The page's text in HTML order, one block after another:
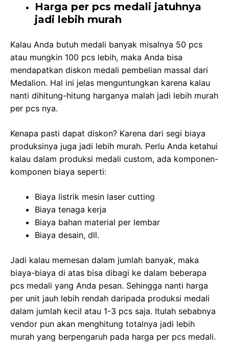
Harga per pcs medali jatuhnya
jadi lebih murah
Kalau Anda butuh medali banyak misalnya 50 pcs
atau mungkin 100 pcs lebih, maka Anda bisa
mendapatkan diskon medali pembelian massal dari
Medalion. Hal ini jelas menguntungkan karena kalau
nanti dihitung-hitung harganya malah jadi lebih murah
per pcs nya.
Kenapa pasti dapat diskon? Karena dari segi biaya
produksinya juga jadi lebih murah. Perlu Anda ketahui
kalau dalam produksi medali custom, ada komponen-
komponen biaya seperti:
Biaya listrik mesin laser cutting
Biaya tenaga kerja
Biaya bahan material per lembar
Biaya desain, dll.
Jadi kalau memesan dalam jumlah banyak, maka
biaya-biaya di atas bisa dibagi ke dalam beberapa
pcs medali yang Anda pesan. Sehingga nanti harga
per unit jauh lebih rendah daripada produksi medali
dalam jumlah kecil atau 1-3 pcs saja. Itulah sebabnya
vendor pun akan menghitung totalnya jadi lebih
murah yang berpengaruh pada harga per pcs medali.